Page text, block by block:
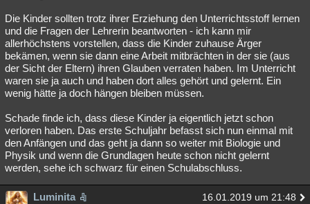
Die Kinder sollten trotz ihrer Erziehung den Unterrichtsstoff lernen
und die Fragen der Lehrerin beantworten - ich kann mir
allerhöchstens vorstellen, dass die Kinder zuhause Ärger
bekämen, wenn sie dann eine Arbeit mitbrächten in der sie (aus
der Sicht der Eltern) ihren Glauben verraten haben. Im Unterricht
waren sie ja auch und haben dort alles gehört und gelernt. Ein
wenig hätte ja doch hängen bleiben müssen.
Schade finde ich, dass diese Kinder ja eigentlich jetzt schon
verloren haben. Das erste Schuljahr befasst sich nun einmal mit
den Anfängen und das geht ja dann so weiter mit Biologie und
Physik und wenn die Grundlagen heute schon nicht gelernt
werden, sehe ich schwarz für einen Schulabschluss.
Luminita 16.01.2019 um 21:48